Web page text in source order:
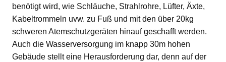
benötigt wird, wie Schläuche, Strahlrohre, Lüfter, Äxte,
Kabeltrommeln uvw. zu Fuß und mit den über 20kg
schweren Atemschutzgeräten hinauf geschafft werden.
Auch die Wasserversorgung im knapp 30m hohen
Gebäude stellt eine Herausforderung dar, denn auf der